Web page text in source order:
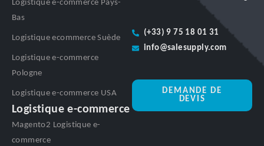
Logistique e-commerce Pays-
Bas
Logistique ecommerce Suède
Logistique e-commerce
Pologne
Logistique e-commerce USA
Logistique e-commerce
Magento2 Logistique e-
commerce
(+33) 9 75 18 01 31
info@salesupply.com
DEMANDE DE
DEVIS